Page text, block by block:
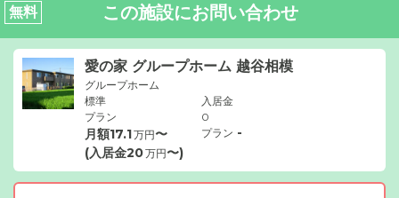
無料 この施設にお問い合わせ
愛の家 グループホーム 越谷相模
グループホーム
標準
プラン
月額17.1万円〜
(入居金20万円〜)
入居金
0
プラン -